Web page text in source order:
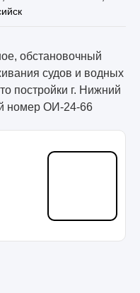
обстановочный
судов и водных
постройки г. Нижний
номер ОИ-24-66